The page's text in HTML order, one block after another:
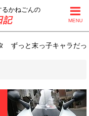
MENU
るかねごんの
記
っと末っ子キャラだっ